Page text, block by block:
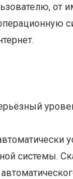
от
системы.